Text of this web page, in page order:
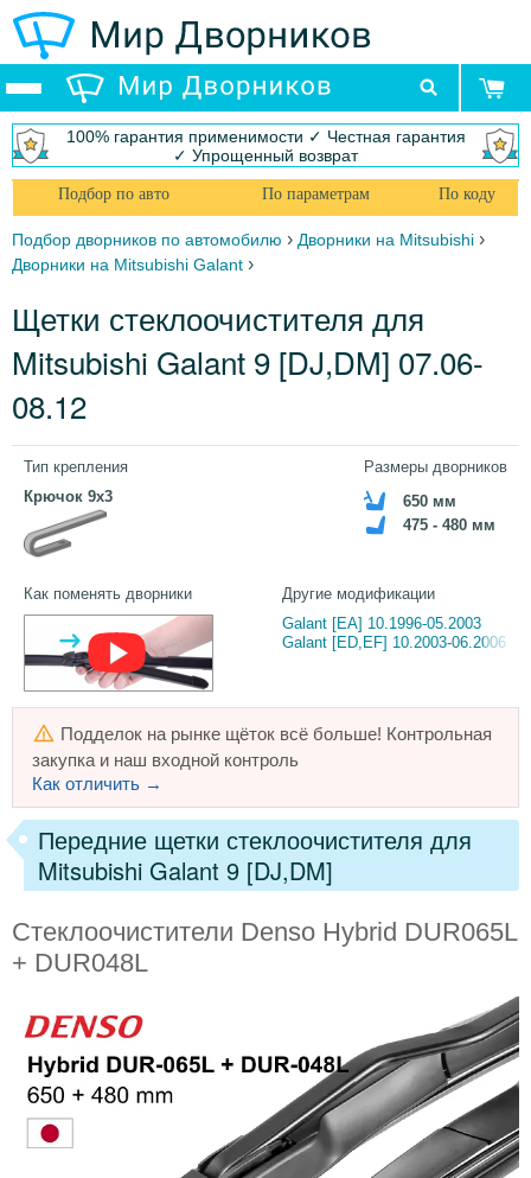
100% гарантия применимости ✓ Честная гарантия
✓ Упрощенный возврат
Подбор по авто По параметрам По коду
Подбор дворников по автомобилю › Дворники на Mitsubishi ›
Дворники на Mitsubishi Galant ›
Щетки стеклоочистителя для
Mitsubishi Galant 9 [DJ,DM] 07.06-
08.12
Тип крепления
Крючок 9x3
Размеры дворников
650 мм
475 - 480 мм
Как поменять дворники
Другие модификации
Galant [EA] 10.1996-05.2003
Galant [ED,EF] 10.2003-06.2006
Подделок на рынке щёток всё больше! Контрольная
закупка и наш входной контроль
Как отличить →
Передние щетки стеклоочистителя для
Mitsubishi Galant 9 [DJ,DM]
Стеклоочистители Denso Hybrid DUR065L
+ DUR048L